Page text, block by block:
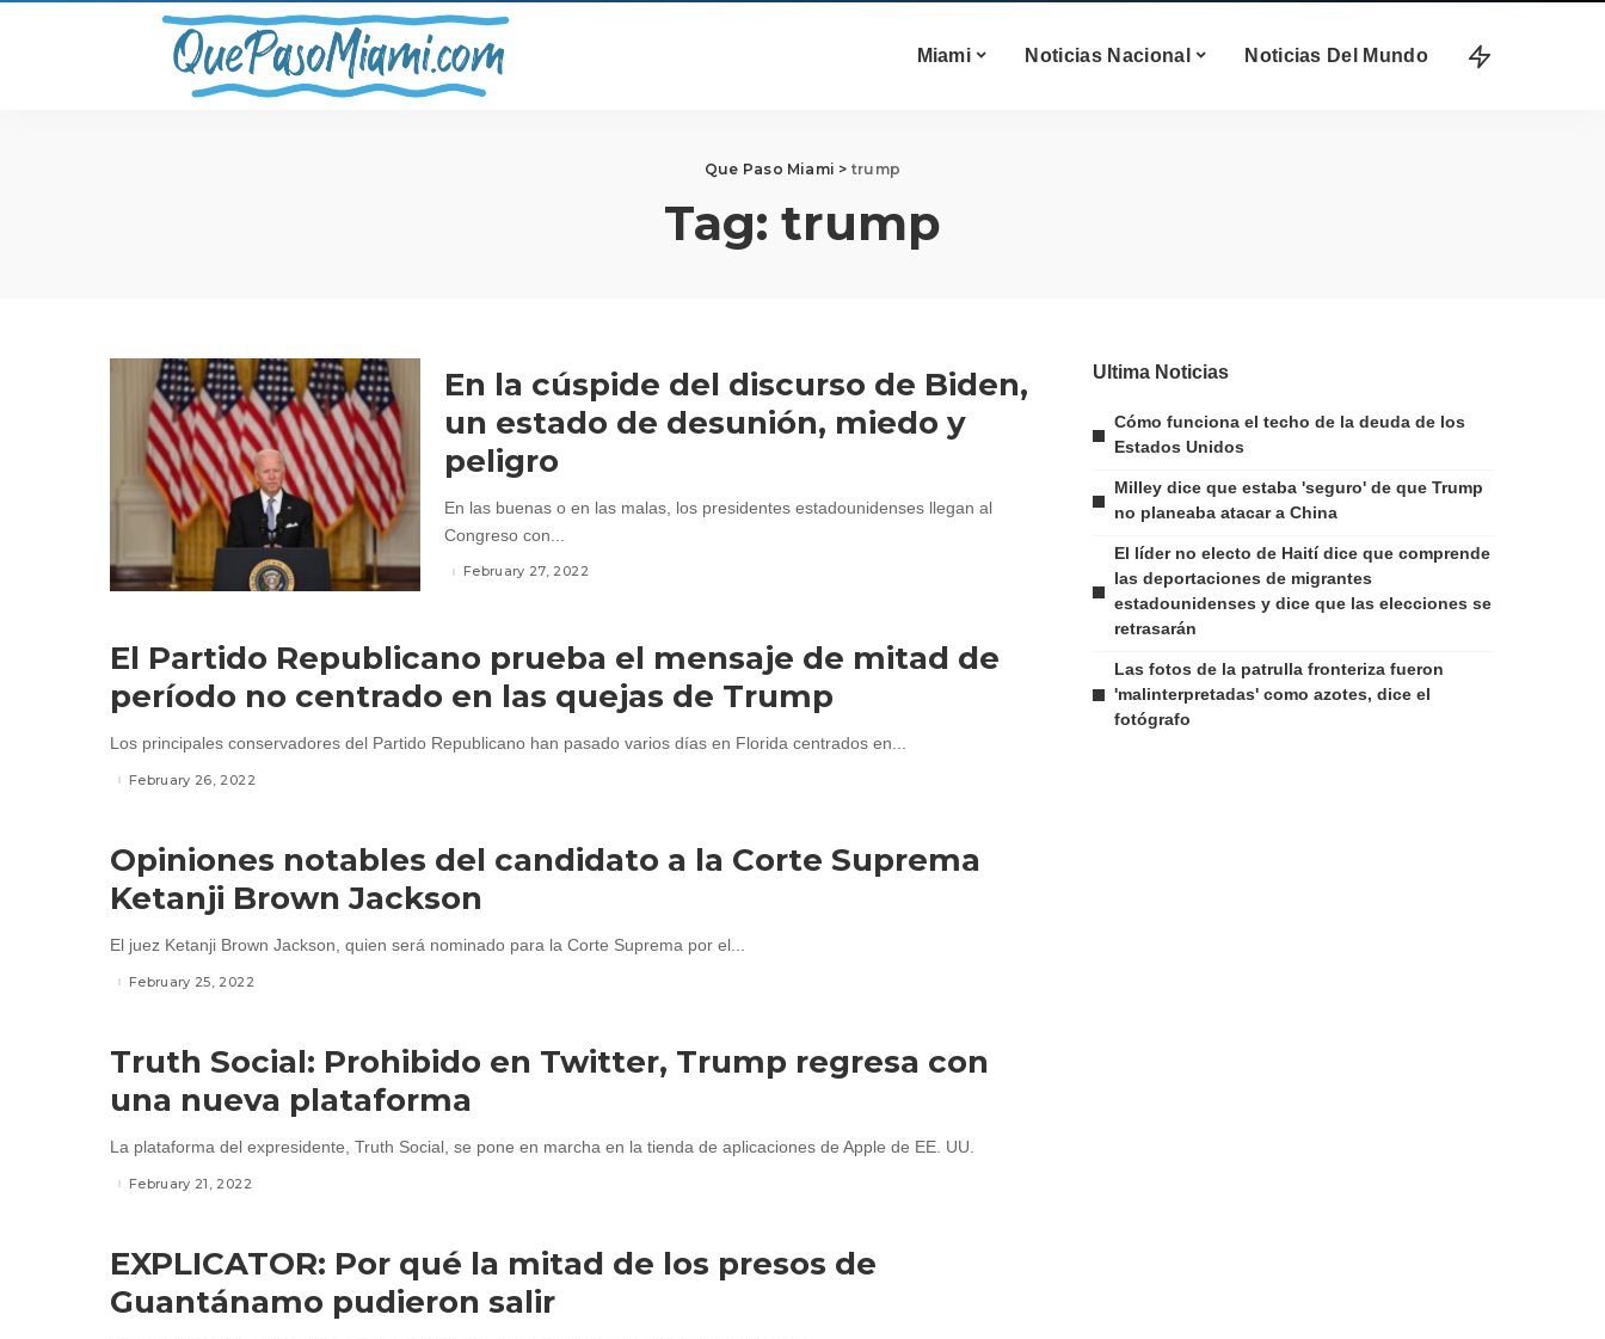
Miami Noticias Nacional Noticias Del Mundo
Que Paso Miami > trump
Tag: trump
En la cúspide del discurso de Biden,
un estado de desunión, miedo y
peligro
En las buenas o en las malas, los presidentes estadounidenses llegan al
Congreso con...
February 27, 2022
El Partido Republicano prueba el mensaje de mitad de
período no centrado en las quejas de Trump
Los principales conservadores del Partido Republicano han pasado varios días en Florida centrados en...
February 26, 2022
Opiniones notables del candidato a la Corte Suprema
Ketanji Brown Jackson
El juez Ketanji Brown Jackson, quien será nominado para la Corte Suprema por el...
February 25, 2022
Truth Social: Prohibido en Twitter, Trump regresa con
una nueva plataforma
La plataforma del expresidente, Truth Social, se pone en marcha en la tienda de aplicaciones de Apple de EE. UU.
February 21, 2022
EXPLICATOR: Por qué la mitad de los presos de
Guantánamo pudieron salir
Ultima Noticias
Cómo funciona el techo de la deuda de los
Estados Unidos
Milley dice que estaba 'seguro' de que Trump
no planeaba atacar a China
El líder no electo de Haití dice que comprende
las deportaciones de migrantes
estadounidenses y dice que las elecciones se
retrasarán
Las fotos de la patrulla fronteriza fueron
'malinterpretadas' como azotes, dice el
fotógrafo